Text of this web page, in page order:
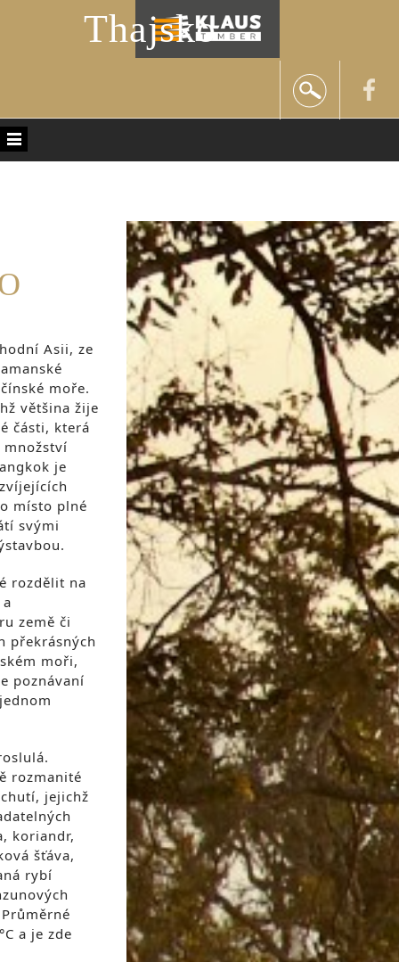
Thajsko
Asii, ze
moře.
většina žije
části, která
množství
je
místo plné
svými
rozdělit na
země či
překrásných
moři,
poznávaní
rozmanité
jejichž
koriandr,
šťáva,
rybí
a je zde